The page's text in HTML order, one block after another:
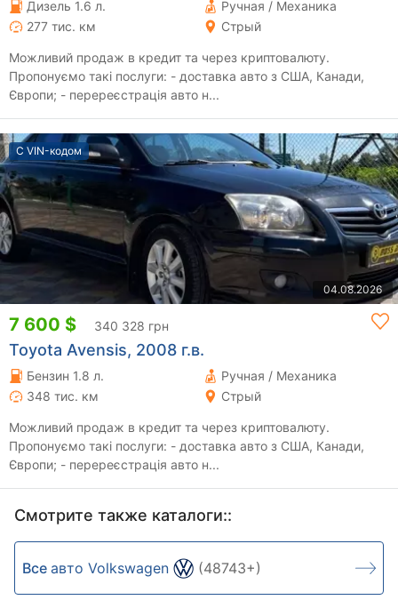
Дизель 1.6 л.
Ручная / Механика
277 тис. км
Стрый
Можливий продаж в кредит та через криптовалюту.
Пропонуємо такі послуги: - доставка авто з США, Канади,
Європи; - перереєстрація авто н...
С VIN-кодом
04.08.2026
7 600 $ 340 328 грн
Toyota Avensis, 2008 г.в.
Бензин 1.8 л.
Ручная / Механика
348 тис. км
Стрый
Можливий продаж в кредит та через криптовалюту.
Пропонуємо такі послуги: - доставка авто з США, Канади,
Європи; - перереєстрація авто н...
Смотрите также каталоги::
Все авто Volkswagen (48743+)